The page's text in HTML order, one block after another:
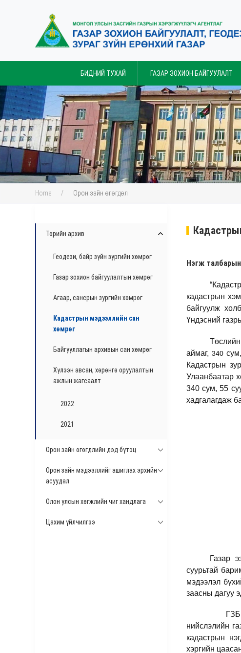
БИДНИЙ ТУХАЙ ГАЗАР ЗОХИОН БАЙГУУЛАЛТ
Home Орон зайн өгөгдөл
Төрийн архив
Геодези, байр зүйн зургийн хөмрөг
Газар зохион байгуулалтын хөмрөг
Агаар, сансрын зургийн хөмрөг
Кадастрын мэдээллийн сан
хөмрөг
Байгууллагын архивын сан хөмрөг
Хүлээн авсан, хөрөнгө оруулалтын
ажлын жагсаалт
2022
2021
Орон зайн өгөгдлийн дэд бүтэц
Орон зайн мэдээллийг ашиглах эрхийн
асуудал
Олон улсын хөгжлийн чиг хандлага
Цахим үйлчилгээ
Нэгж талбарын
кадастрын
байгуулж
Үндэсний
аймаг,340
Кадастрын
Улаанбаатар
340 сум, 55
хадгалагдаж
Газар
суурьтай
мэдээлэл
заасны дагуу
нийслэлийн
кадастрын
хэргийн